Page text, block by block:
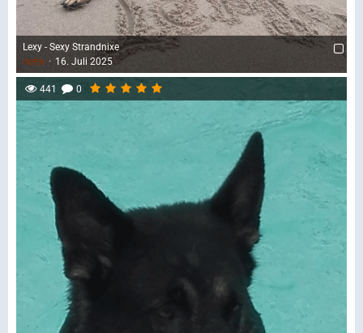
Lexy - Sexy Strandnixe
nette
16. Juli 2025
441 0